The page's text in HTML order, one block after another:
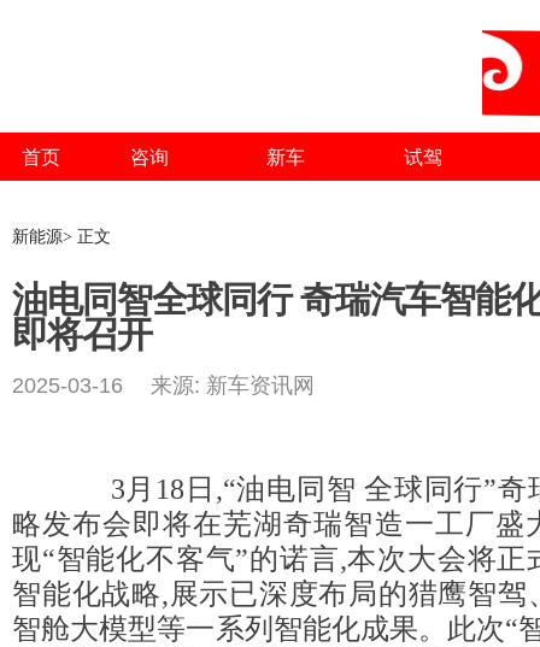
首页 咨询 新车 试驾
新能源> 正文
油电同智全球同行 奇瑞汽车智能
即将召开
2025-03-16 来源: 新车资讯网
3月18日,“油电同智 全球同行”奇
略发布会即将在芜湖奇瑞智造一工厂盛
现“智能化不客气”的诺言,本次大会将正
智能化战略,展示已深度布局的猎鹰智驾
智舱大模型等一系列智能化成果。此次“